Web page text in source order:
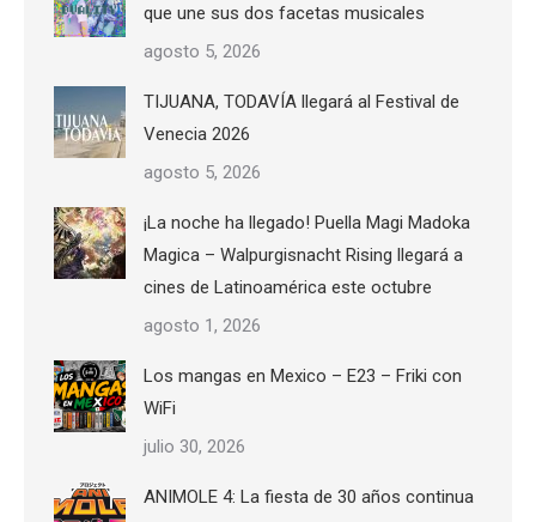
que une sus dos facetas musicales
agosto 5, 2026
TIJUANA, TODAVÍA llegará al Festival de
Venecia 2026
agosto 5, 2026
¡La noche ha llegado! Puella Magi Madoka
Magica – Walpurgisnacht Rising llegará a
cines de Latinoamérica este octubre
agosto 1, 2026
Los mangas en Mexico – E23 – Friki con
WiFi
julio 30, 2026
ANIMOLE 4: La fiesta de 30 años continua